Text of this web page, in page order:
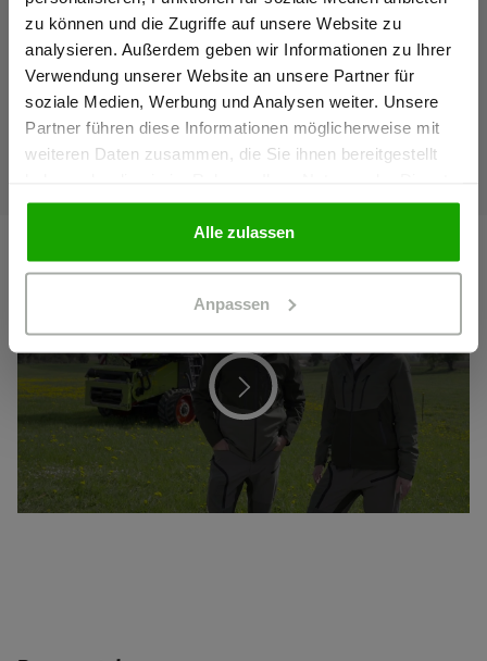
zu können und die Zugriffe auf unsere Website zu
analysieren. Außerdem geben wir Informationen zu Ihrer
Verwendung unserer Website an unsere Partner für
soziale Medien, Werbung und Analysen weiter. Unsere
Partner führen diese Informationen möglicherweise mit
weiteren Daten zusammen, die Sie ihnen bereitgestellt
gesammelt haben.
Alle zulassen
Anpassen
343 Klasse 4/4
Ich bestätige, dass ich Gewerbetreibender bin. Alle
Preise werden netto ausgewiesen.